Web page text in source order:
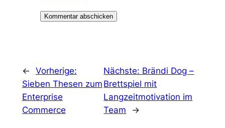
← Vorherige:
Sieben Thesen zum
Enterprise
Commerce
Nächste: Brändi Dog –
Brettspiel mit
Langzeitmotivation im
Team
→